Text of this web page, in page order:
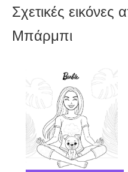
Σχετικές
Μπάρμπι